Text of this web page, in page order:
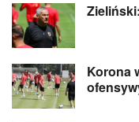
Korona